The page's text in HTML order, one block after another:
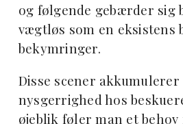
og følgende gebærder sig
vægtløs som en eksistens
bekymringer.
Disse scener
nysgerrighed hos
øjeblik føler man et behov